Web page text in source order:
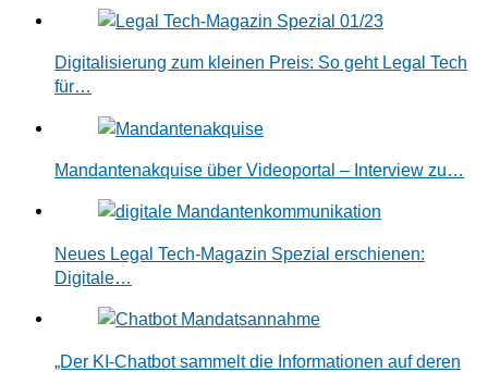
Digitalisierung zum kleinen Preis: So geht Legal Tech
für…
Mandantenakquise über Videoportal – Interview zu…
Neues Legal Tech-Magazin Spezial erschienen:
Digitale…
„Der KI-Chatbot sammelt die Informationen auf deren